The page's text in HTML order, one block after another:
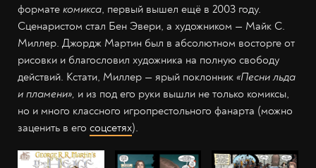
формате комикса, первый вышел ещё в 2003 году.
Сценаристом стал Бен Эвери, а художником — Майк С.
Миллер. Джордж Мартин был в абсолютном восторге от
рисовки и благословил художника на полную свободу
действий. Кстати, Миллер — ярый поклонник «Песни льда
и пламени», и из под его руки вышли не только комиксы,
но и много классного игропрестольного фанарта (можно
заценить в его соцсетях).